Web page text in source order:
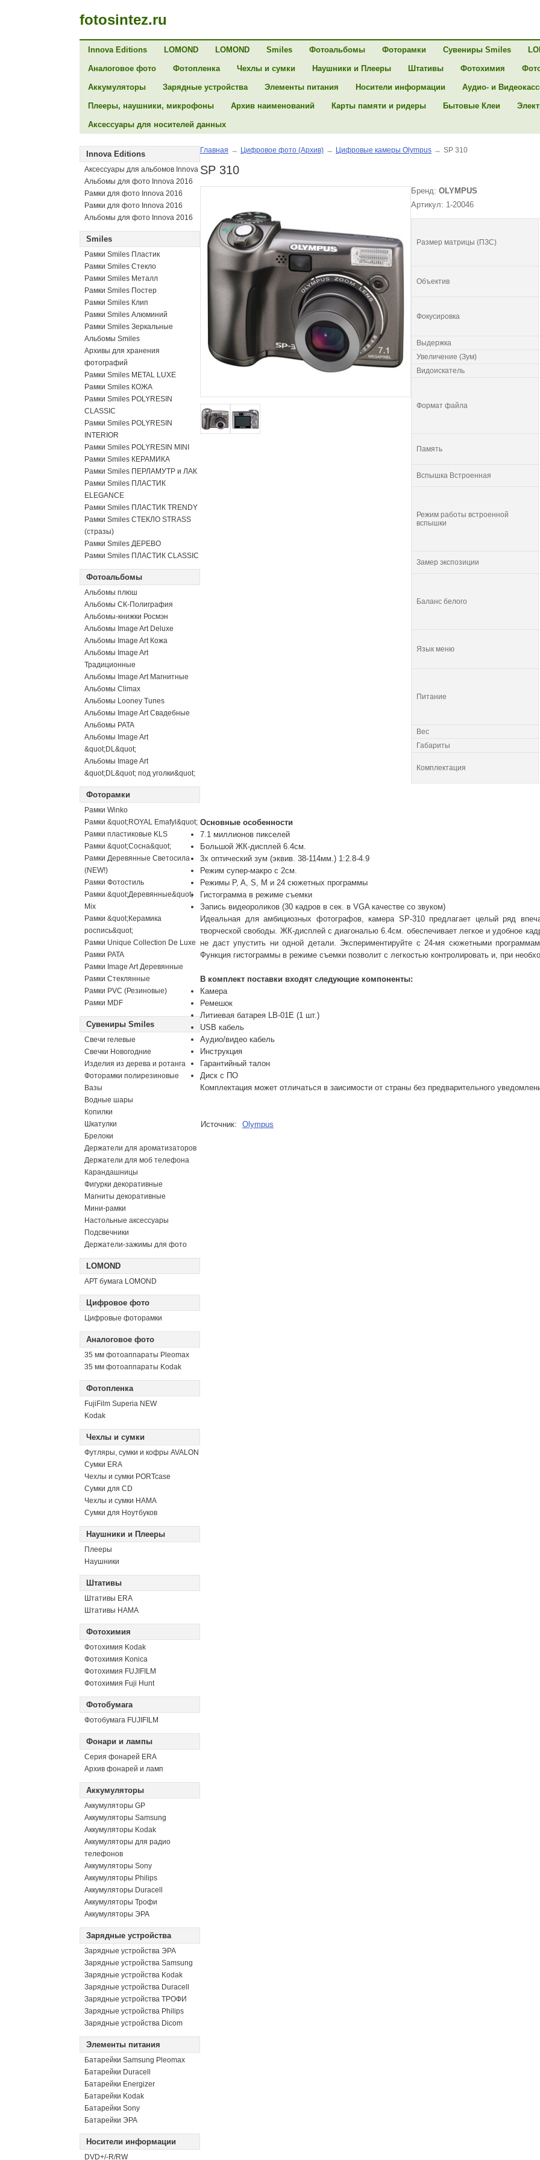
fotosintez.ru
Innova Editions LOMOND LOMOND Smiles Фотоальбомы Фоторамки Сувениры Smiles
Аналоговое фото Фотопленка Чехлы и сумки Наушники и Плееры Штативы Фотохимия
Аккумуляторы Зарядные устройства Элементы питания Носители информации Аудио- и
Плееры, наушники, микрофоны Архив наименований Карты памяти и ридеры Бытовые Клеи
Аксессуары для носителей данных
Innova Editions
Аксессуары для альбомов Innova
Альбомы для фото Innova 2016
Рамки для фото Innova 2016
Рамки для фото Innova 2016
Альбомы для фото Innova 2016
Smiles
Рамки Smiles Пластик
Рамки Smiles Стекло
Рамки Smiles Металл
Рамки Smiles Постер
Рамки Smiles Клип
Рамки Smiles Алюминий
Рамки Smiles Зеркальные
Альбомы Smiles
Архивы для хранения
фотографий
Рамки Smiles METAL LUXE
Рамки Smiles КОЖА
Рамки Smiles POLYRESIN
CLASSIC
Рамки Smiles POLYRESIN
INTERIOR
Рамки Smiles POLYRESIN MINI
Рамки Smiles КЕРАМИКА
Рамки Smiles ПЕРЛАМУТР и ЛАК
Рамки Smiles ПЛАСТИК
ELEGANCE
Рамки Smiles ПЛАСТИК TRENDY
Рамки Smiles СТЕКЛО STRASS
(стразы)
Рамки Smiles ДЕРЕВО
Рамки Smiles ПЛАСТИК CLASSIC
Фотоальбомы
Альбомы плюш
Альбомы СК-Полиграфия
Альбомы-книжки Росмэн
Альбомы Image Art Deluxe
Альбомы Image Art Кожа
Альбомы Image Art
Традиционные
Альбомы Image Art Магнитные
Альбомы Climax
Альбомы Looney Tunes
Альбомы Image Art Свадебные
Альбомы PATA
Альбомы Image Art
&quot;DL&quot;
Альбомы Image Art
&quot;DL&quot; под уголки&quot;
Фоторамки
Рамки Winko
Рамки &quot;ROYAL Emafyl&quot;
Рамки пластиковые KLS
Рамки &quot;Сосна&quot;
Рамки Деревянные Светосила
(NEW!)
Рамки Фотостиль
Рамки &quot;Деревянные&quot;
Mix
Рамки &quot;Керамика
роспись&quot;
Рамки Unique Collection De Luxe
Рамки PATA
Рамки Image Art Деревянные
Рамки Стеклянные
Рамки PVC (Резиновые)
Рамки MDF
Сувениры Smiles
Свечи гелевые
Свечки Новогодние
Изделия из дерева и ротанга
Фоторамки полирезиновые
Вазы
Водные шары
Копилки
Шкатулки
Брелоки
Держатели для ароматизаторов
Держатели для моб телефона
Карандашницы
Фигурки декоративные
Магниты декоративные
Мини-рамки
Настольные аксессуары
Подсвечники
Держатели-зажимы для фото
LOMOND
АРТ бумага LOMOND
Цифровое фото
Цифровые фоторамки
Аналоговое фото
35 мм фотоаппараты Pleomax
35 мм фотоаппараты Kodak
Фотопленка
FujiFilm Superia NEW
Kodak
Чехлы и сумки
Футляры, сумки и кофры AVALON
Сумки ERA
Чехлы и сумки PORTcase
Сумки для CD
Чехлы и сумки HAMA
Сумки для Ноутбуков
Наушники и Плееры
Плееры
Наушники
Штативы
Штативы ERA
Штативы HAMA
Фотохимия
Фотохимия Kodak
Фотохимия Konica
Фотохимия FUJIFILM
Фотохимия Fuji Hunt
Фотобумага
Фотобумага FUJIFILM
Фонари и лампы
Серия фонарей ERA
Архив фонарей и ламп
Аккумуляторы
Аккумуляторы GP
Аккумуляторы Samsung
Аккумуляторы Kodak
Аккумуляторы для радио
телефонов
Аккумуляторы Sony
Аккумуляторы Philips
Аккумуляторы Duracell
Аккумуляторы Трофи
Аккумуляторы ЭРА
Зарядные устройства
Зарядные устройства ЭРА
Зарядные устройства Samsung
Зарядные устройства Kodak
Зарядные устройства Duracell
Зарядные устройства ТРОФИ
Зарядные устройства Philips
Зарядные устройства Dicom
Элементы питания
Батарейки Samsung Pleomax
Батарейки Duracell
Батарейки Energizer
Батарейки Kodak
Батарейки Sony
Батарейки ЭРА
Носители информации
DVD+/-R/RW
Главная → Цифровое фото (Архив) → Цифровые камеры Olympus → SP 310
SP 310
Бренд: OLYMPUS
Артикул: 1-20046
Размер матрицы (ПЗС)
Объектив
Фокусировка
Выдержка
Увеличение (Зум)
Видоискатель
Формат файла
Память
Вспышка Встроенная
Режим работы встроенной
вспышки
Замер экспозиции
Баланс белого
Язык меню
Питание
Вес
Габариты
Комплектация
Основные особенности
7.1 миллионов пикселей
Большой ЖК-дисплей 6.4см.
3x оптический зум (эквив. 38-114мм.) 1:2.8-4.9
Режим супер-макро с 2см.
Режимы P, A, S, M и 24 сюжетных программы
Гистограмма в режиме съемки
Запись видеороликов (30 кадров в сек. в VGA качестве со звуком)
Идеальная для амбициозных фотографов, камера SP-310 предлагает целый ряд
творческой свободы. ЖК-дисплей с диагональю 6.4см. обеспечивает легкое и удобное
не даст упустить ни одной детали. Экспериментируйте с 24-мя сюжетными
Функция гистограммы в режиме съемки позволит с легкостью контролировать и, при
В комплект поставки входят следующие компоненты:
Камера
Ремешок
Литиевая батарея LB-01E (1 шт.)
USB кабель
Аудио/видео кабель
Инструкция
Гарантийный талон
Диск с ПО
Комплектация может отличаться в заисимости от страны без предварительного
Источник: Olympus